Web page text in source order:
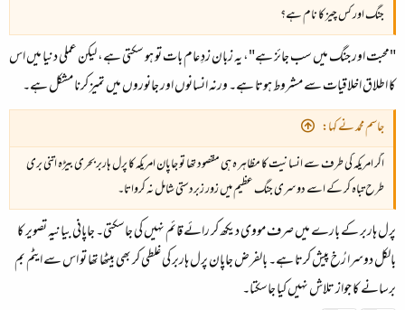
جنگ اور کس چیز کا نام ہے؟
"محبت اور جنگ میں سب جائز ہے"، یہ زبان زدِ عام بات تو ہو سکتی ہے، لیکن عملی دنیا میں اس
کا اطلاق اخلاقیات سے مشروط ہوتا ہے۔ ورنہ انسانوں اور جانوروں میں تمیز کرنا مشکل ہے۔
جاسم محمد نے کہا:
اگر امریکہ کی طرف سے انسانیت کا مظاہر ہ ہی مقصود تھا تو جاپان امریکہ کا پرل ہاربربحری بیڑہ اتنی بری
طرح تباہ کر کے اسے دوسری جنگ عظیم میں زور زبردستی شامل نہ کرواتا۔
پرل ہاربر کے بارے میں صرف مووی دیکھ کر رائے قائم نہیں کی جاسکتی۔ جاپانی بیانیہ تصویر کا
بالکل دوسرا رُخ پیش کرتا ہے۔ بالفرض جاپان پرل ہاربر کی غلطی کر بھی بیٹھا تھا تو اس سے ایٹم بم
برسانے کا جواز تلاش نہیں کیا جاسکتا۔